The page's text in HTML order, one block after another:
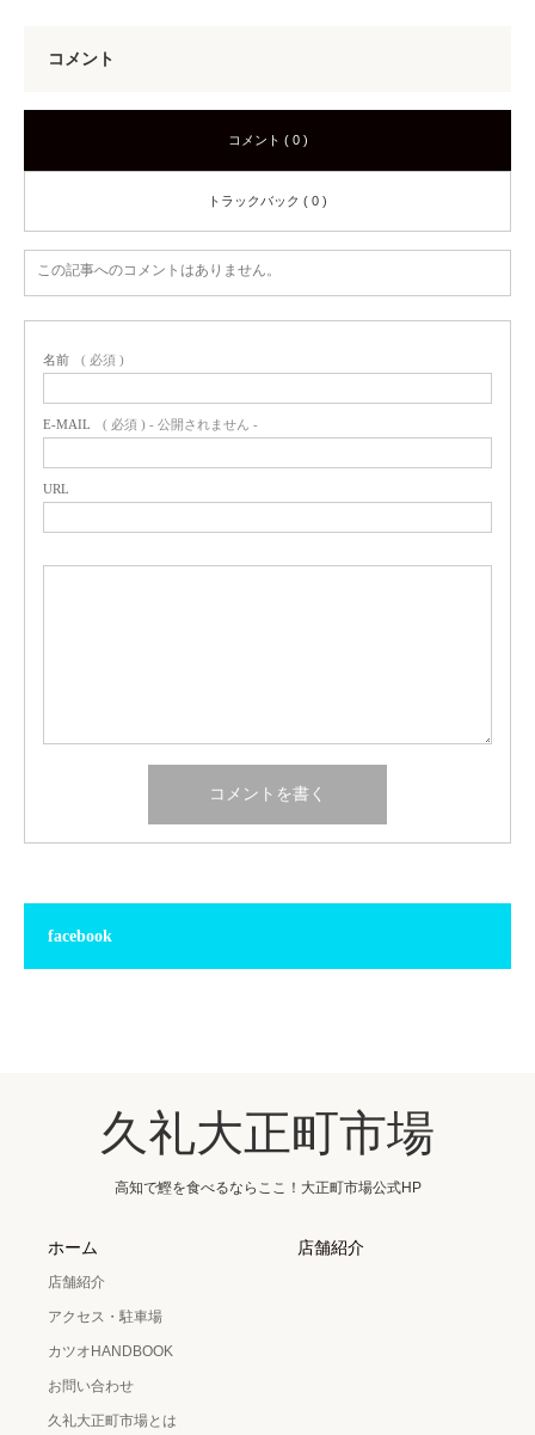
コメント
コメント ( 0 )
トラックバック ( 0 )
この記事へのコメントはありません。
名前 ( 必須 )
E-MAIL ( 必須 ) - 公開されません -
URL
facebook
久礼大正町市場
高知で鰹を食べるならここ！大正町市場公式HP
ホーム
店舗紹介
アクセス・駐車場
カツオHANDBOOK
お問い合わせ
久礼大正町市場とは
店舗紹介